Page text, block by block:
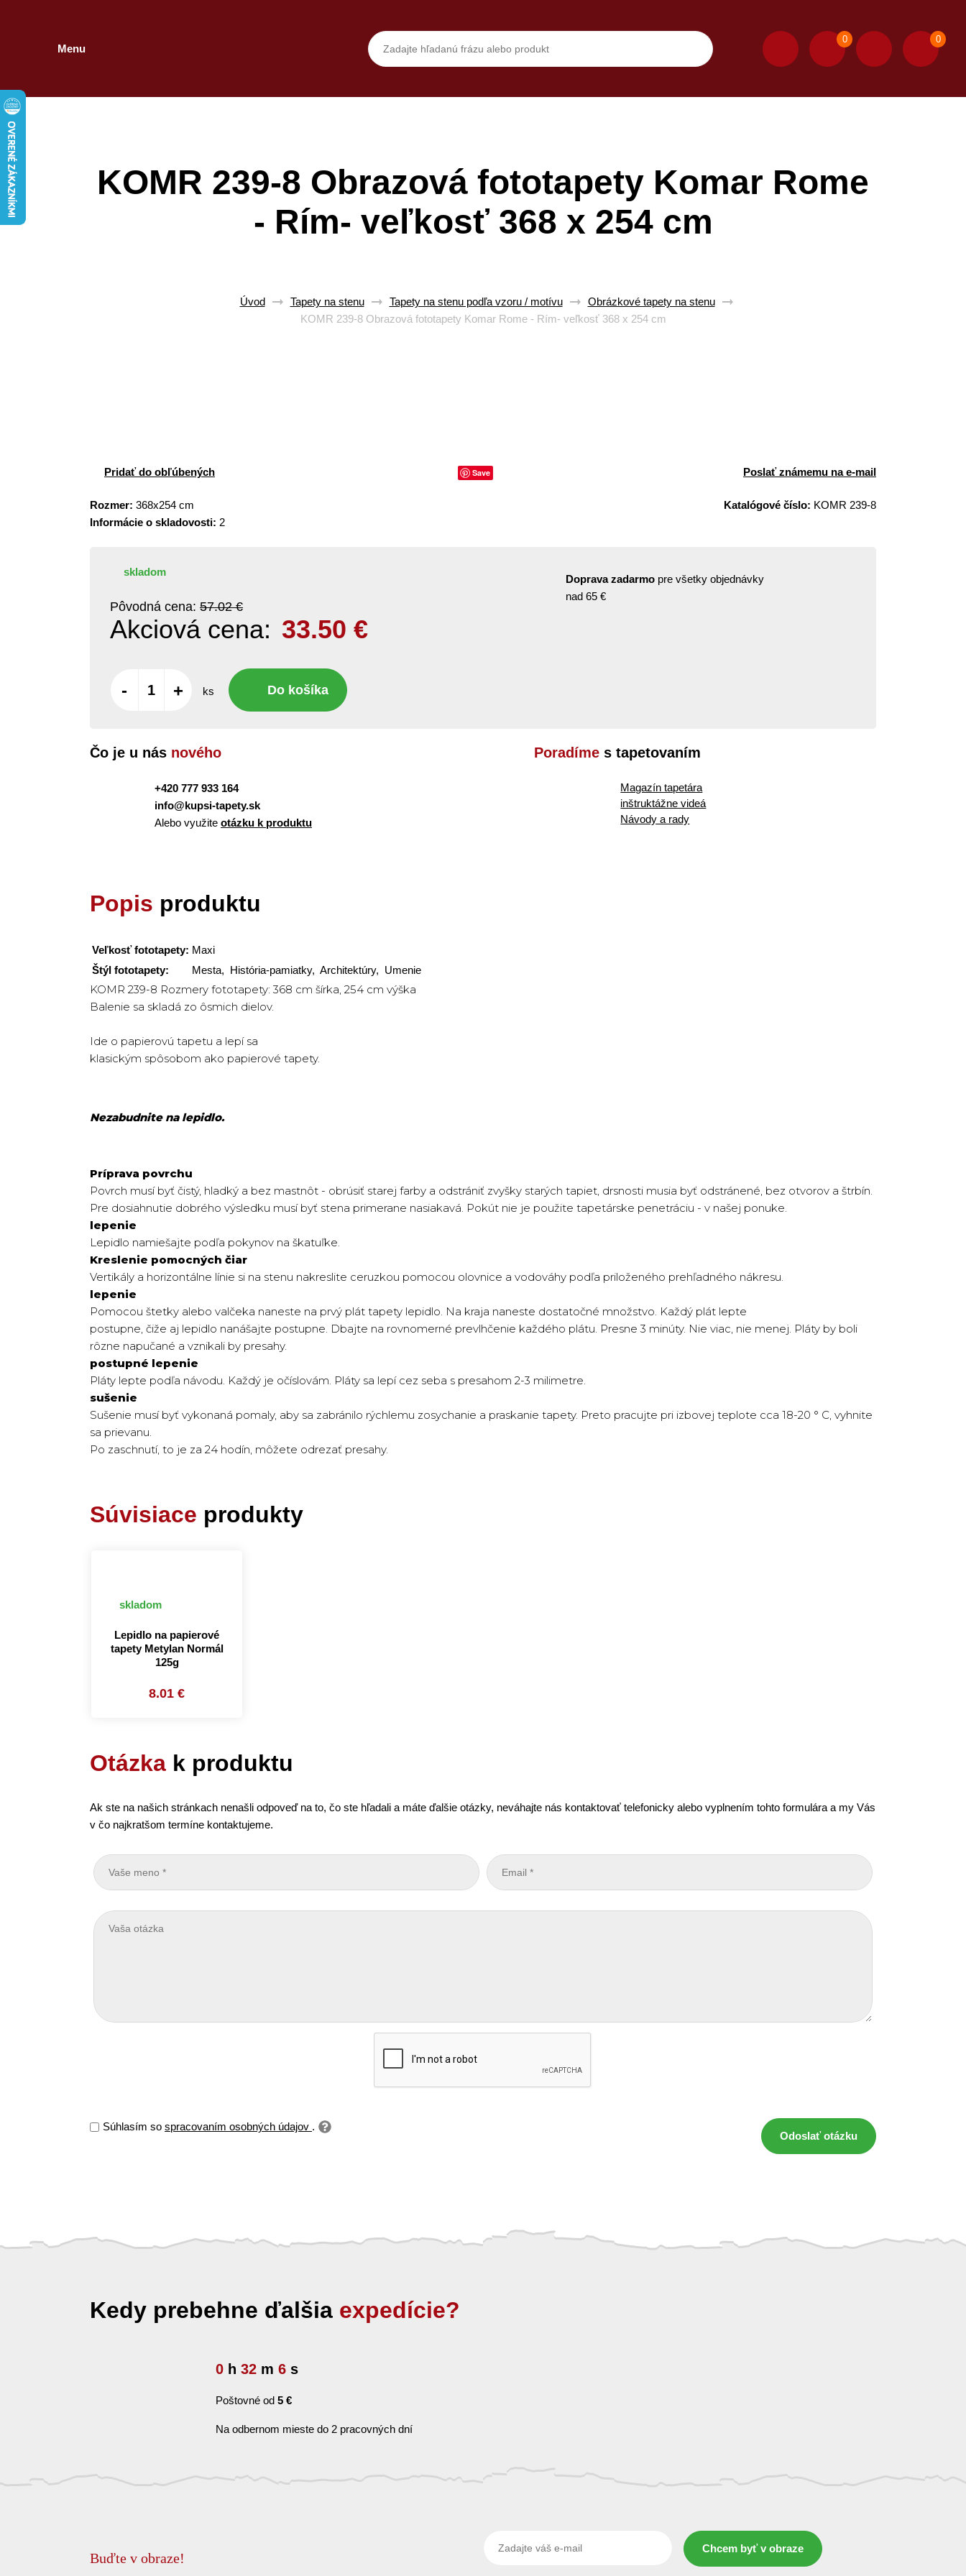
Menu
0 0
KOMR 239-8 Obrazová fototapety Komar Rome
- Rím- veľkosť 368 x 254 cm
Úvod Tapety na stenu Tapety na stenu podľa vzoru / motívu
Obrázkové tapety na stenu
KOMR 239-8 Obrazová fototapety Komar Rome - Rím- veľkosť 368 x 254 cm
Pridať do obľúbených Save Poslať známemu na e-mail
Rozmer: 368x254 cm Katalógové číslo: KOMR 239-8
Informácie o skladovosti: 2
skladom
Pôvodná cena: 57.02 €
Akciová cena: 33.50 €
- + ks Do košíka
Doprava zadarmo pre všetky objednávky
nad 65 €
Čo je u nás nového
+420 777 933 164
info@kupsi-tapety.sk
Alebo využite otázku k produktu
Poradíme s tapetovaním
Magazín tapetára
inštruktážne videá
Návody a rady
Popis produktu
Veľkosť fototapety: Maxi
Štýl fototapety:
Mesta, História-pamiatky, Architektúry, Umenie
KOMR 239-8 Rozmery fototapety: 368 cm šírka, 254 cm výška
Balenie sa skladá zo ôsmich dielov.
Ide o papierovú tapetu a lepí sa
klasickým spôsobom ako papierové tapety.
Nezabudnite na lepidlo.
Príprava povrchu
Povrch musí byť čistý, hladký a bez mastnôt - obrúsiť starej farby a odstrániť zvyšky starých tapiet, drsnosti musia byť odstránené, bez otvorov a štrbín.
Pre dosiahnutie dobrého výsledku musí byť stena primerane nasiakavá. Pokút nie je použite tapetárske penetráciu - v našej ponuke.
lepenie
Lepidlo namiešajte podľa pokynov na škatuľke.
Kreslenie pomocných čiar
Vertikály a horizontálne línie si na stenu nakreslite ceruzkou pomocou olovnice a vodováhy podľa priloženého prehľadného nákresu.
lepenie
Pomocou štetky alebo valčeka naneste na prvý plát tapety lepidlo. Na kraja naneste dostatočné množstvo. Každý plát lepte
postupne, čiže aj lepidlo nanášajte postupne. Dbajte na rovnomerné prevlhčenie každého plátu. Presne 3 minúty. Nie viac, nie menej. Pláty by boli
rôzne napučané a vznikali by presahy.
postupné lepenie
Pláty lepte podľa návodu. Každý je očíslovám. Pláty sa lepí cez seba s presahom 2-3 milimetre.
sušenie
Sušenie musí byť vykonaná pomaly, aby sa zabránilo rýchlemu zosychanie a praskanie tapety. Preto pracujte pri izbovej teplote cca 18-20 ° C, vyhnite
sa prievanu.
Po zaschnutí, to je za 24 hodín, môžete odrezať presahy.
Súvisiace produkty
skladom
Lepidlo na papierové
tapety Metylan Normál
125g
8.01 €
Otázka k produktu
Ak ste na našich stránkach nenašli odpoveď na to, čo ste hľadali a máte ďalšie otázky, neváhajte nás kontaktovať telefonicky alebo vyplnením tohto formulára a my Vás
v čo najkratšom termíne kontaktujeme.
Súhlasím so spracovaním osobných údajov .
Odoslať otázku
Kedy prebehne ďalšia expedície?
0 h 32 m 5 s
Poštovné od 5 €
Na odbernom mieste do 2 pracovných dní
Buďte v obraze!
Chcem byť v obraze